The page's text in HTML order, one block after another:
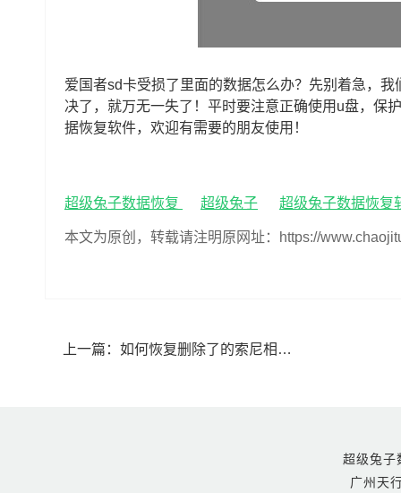
爱国者sd卡受损了里面的数据怎么办？先别着急，
决了，就万无一失了！平时要注意正确使用u盘，保
据恢复软件，欢迎有需要的朋友使用！
超级兔子数据恢复 超级兔子 超级兔子数据恢复
本文为原创，转载请注明原网址：https://
上一篇： 如何恢复删除了的索尼相机内存卡视频,索尼相机内存卡视频怎么恢复
超级兔
广州天